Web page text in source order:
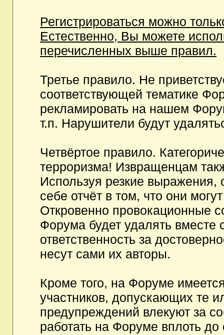
Регистрироваться можно
Естественно, Вы можете
перечисленных выше правил.
Третье правило. Не
соответствующей тематике
рекламировать на нашем
т.п. Нарушители будут
Четвёртое правило.
терроризма! Извращенцам
Используя резкие выражения,
себе отчёт в том, что они
Откровенно провокационные
Форума будет удалять вместе
ответственность за
несут сами их авторы.
Кроме того, на Форуме
участников, допускающих те
предупреждений влекуют за
работать на Форуме вплоть